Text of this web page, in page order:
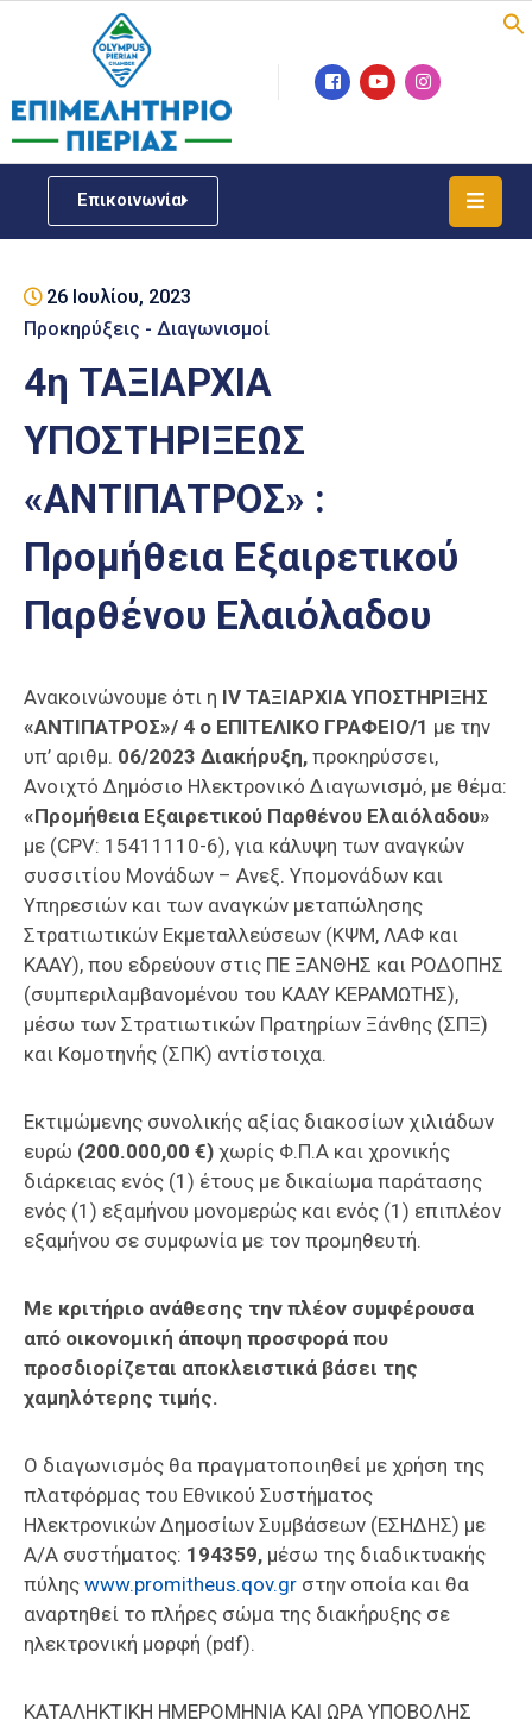
Επικοινωνία
Επιμελητήριο
Νέα
ΓΕΜΗ
Επιχειρηματική
Υποστήριξη
Έκθεση
Παραδοσιακών
Επαγγελμάτων
Έκθεση
ΕΒΕΠ-
Πιερία
26 Ιουλίου, 2023
Προκηρύξεις - Διαγωνισμοί
4η ΤΑΞΙΑΡΧΙΑ
ΥΠΟΣΤΗΡΙΞΕΩΣ
«ΑΝΤΙΠΑΤΡΟΣ» :
Προμήθεια Εξαιρετικού
Παρθένου Ελαιόλαδου
Ανακοινώνουμε ότι η IV ΤΑΞΙΑΡΧΙΑ ΥΠΟΣΤΗΡΙΞΗΣ
«ΑΝΤΙΠΑΤΡΟΣ»/ 4 o ΕΠΙΤΕΛΙΚΟ ΓΡΑΦΕΙΟ/1 με την
υπ’ αριθμ. 06/2023 Διακήρυξη, προκηρύσσει,
Ανοιχτό Δημόσιο Ηλεκτρονικό Διαγωνισμό, με θέμα:
«Προμήθεια Εξαιρετικού Παρθένου Ελαιόλαδου»
με (CPV: 15411110-6), για κάλυψη των αναγκών
συσσιτίου Μονάδων – Ανεξ. Υπομονάδων και
Υπηρεσιών και των αναγκών μεταπώλησης
Στρατιωτικών Εκμεταλλεύσεων (ΚΨΜ, ΛΑΦ και
ΚΑΑΥ), που εδρεύουν στις ΠΕ ΞΑΝΘΗΣ και ΡΟΔΟΠΗΣ
(συμπεριλαμβανομένου του ΚΑΑΥ ΚΕΡΑΜΩΤΗΣ),
μέσω των Στρατιωτικών Πρατηρίων Ξάνθης (ΣΠΞ)
και Κομοτηνής (ΣΠΚ) αντίστοιχα.
Εκτιμώμενης συνολικής αξίας διακοσίων χιλιάδων
ευρώ (200.000,00 €) χωρίς Φ.Π.Α και χρονικής
διάρκειας ενός (1) έτους με δικαίωμα παράτασης
ενός (1) εξαμήνου μονομερώς και ενός (1) επιπλέον
εξαμήνου σε συμφωνία με τον προμηθευτή.
Με κριτήριο ανάθεσης την πλέον συμφέρουσα
από οικονομική άποψη προσφορά που
προσδιορίζεται αποκλειστικά βάσει της
χαμηλότερης τιμής.
Ο διαγωνισμός θα πραγματοποιηθεί με χρήση της
πλατφόρμας του Εθνικού Συστήματος
Ηλεκτρονικών Δημοσίων Συμβάσεων (ΕΣΗΔΗΣ) με
Α/Α συστήματος: 194359, μέσω της διαδικτυακής
πύλης www.promitheus.qov.gr στην οποία και θα
αναρτηθεί το πλήρες σώμα της διακήρυξης σε
ηλεκτρονική μορφή (pdf).
ΚΑΤΑΛΗΚΤΙΚΗ ΗΜΕΡΟΜΗΝΙΑ ΚΑΙ ΩΡΑ ΥΠΟΒΟΛΗΣ